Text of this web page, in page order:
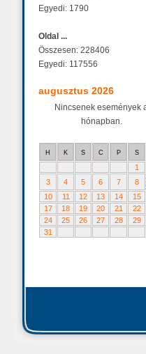
Egyedi: 1790
Oldal ...
Összesen: 228406
Egyedi: 117556
augusztus 2026
Nincsenek események
hónapban.
H K S C P S
1
3
4 5 6 7 8
10 11 12 13 14 15
17
18 19 20 21 22
24
25 26 27 28 29
31